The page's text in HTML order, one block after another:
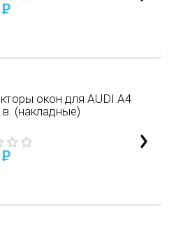
P
окон для AUDI A4
(накладные)
P